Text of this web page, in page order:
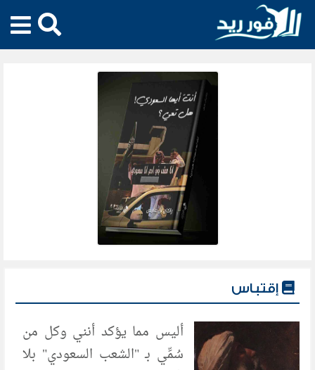
إقتباس
أليس مما يؤكد أنني وكل من
سُمِّي بـ "الشعب السعودي" بلا